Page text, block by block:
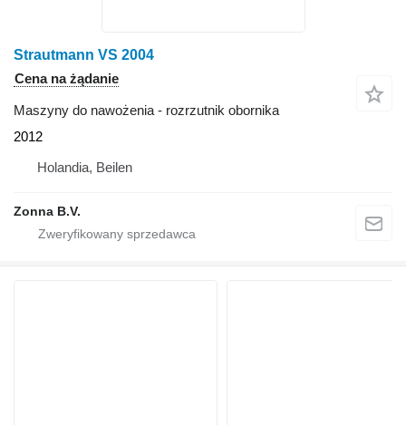
Strautmann VS 2004
Cena na żądanie
Maszyny do nawożenia - rozrzutnik obornika
2012
Holandia, Beilen
Zonna B.V.